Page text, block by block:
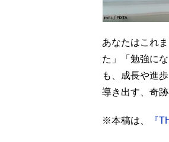
あなたはこれ
た」「勉強に
も、成長や進
導き出す、奇
※本稿は、 『